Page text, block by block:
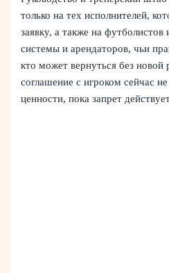
только на тех исполнителей,
заявку, а также на
системы и арендаторов, чьи
кто может вернуться без
соглашение с игроком сейчас
ценности, пока запрет